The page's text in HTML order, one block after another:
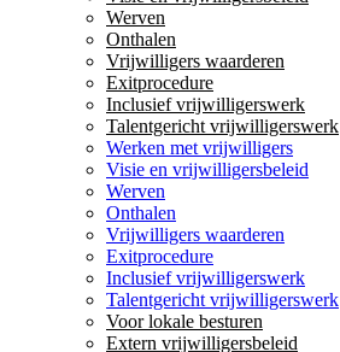
Werven
Onthalen
Vrijwilligers waarderen
Exitprocedure
Inclusief vrijwilligerswerk
Talentgericht vrijwilligerswerk
Werken met vrijwilligers
Visie en vrijwilligersbeleid
Werven
Onthalen
Vrijwilligers waarderen
Exitprocedure
Inclusief vrijwilligerswerk
Talentgericht vrijwilligerswerk
Voor lokale besturen
Extern vrijwilligersbeleid